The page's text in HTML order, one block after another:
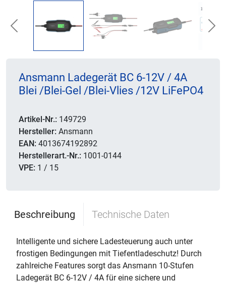
Previous
Ansmann Ladegerät BC 6-12V / 4A
Blei /Blei-Gel /Blei-Vlies /12V LiFePO4
Artikel-Nr.: 149729
Hersteller: Ansmann
EAN: 4013674192892
Herstellerart.-Nr.: 1001-0144
VPE: 1 / 15
Beschreibung Technische Daten
Intelligente und sichere Ladesteuerung auch unter
frostigen Bedingungen mit Tiefentladeschutz! Durch
zahlreiche Features sorgt das Ansmann 10-Stufen
Ladegerät BC 6-12V / 4A für eine sichere und